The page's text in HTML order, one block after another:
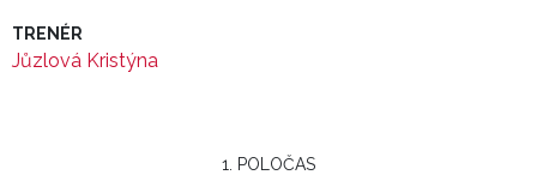
TRENÉR
Jůzlová Kristýna
1. POLOČAS